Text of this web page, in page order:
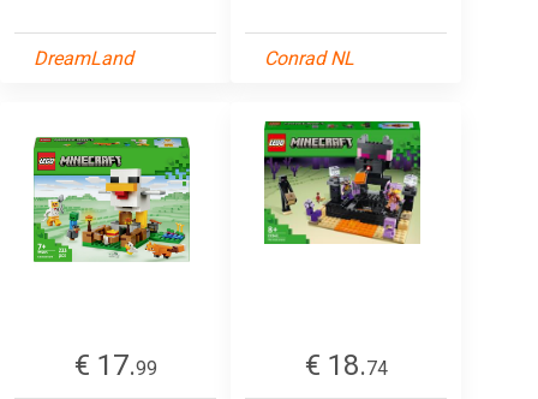
DreamLand Conrad NL
€ 17.99
€ 18.74